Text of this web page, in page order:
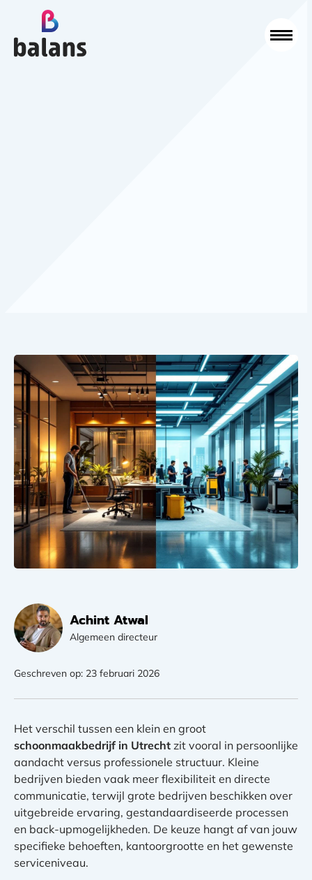
Achint Atwal
Algemeen directeur
Geschreven op: 23 februari 2026
Het verschil tussen een klein en groot
schoonmaakbedrijf in Utrecht zit vooral in persoonlijke
aandacht versus professionele structuur. Kleine
bedrijven bieden vaak meer flexibiliteit en directe
communicatie, terwijl grote bedrijven beschikken over
uitgebreide ervaring, gestandaardiseerde processen
en back-upmogelijkheden. De keuze hangt af van jouw
specifieke behoeften, kantoorgrootte en het gewenste
serviceniveau.